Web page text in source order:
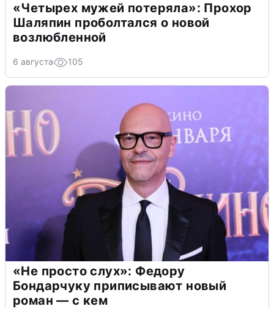
«Четырех мужей потеряла»: Прохор
Шаляпин проболтался о новой
возлюбленной
6 августа 105
«Не просто слух»: Федору
Бондарчуку приписывают новый
роман — с кем